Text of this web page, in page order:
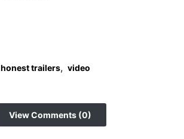
honest trailers, video
View Comments (0)